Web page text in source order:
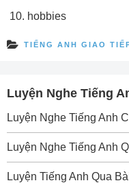
hobbies
TIẾNG ANH GIAO
Luyện Nghe Tiếng
Luyện Nghe Tiếng Anh
Luyện Nghe Tiếng Anh
Luyện Tiếng Anh Qua